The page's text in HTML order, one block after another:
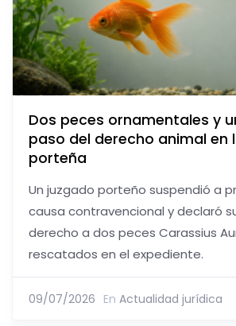
Dos peces ornamentales y
paso del derecho animal en
porteña
Un juzgado porteño suspendió a
causa contravencional y declaró
derecho a dos peces Carassius
rescatados en el expediente.
09/07/2026 En Actualidad jurídica